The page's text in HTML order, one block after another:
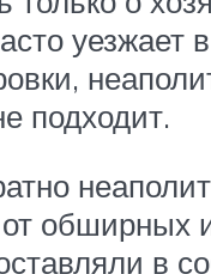
уезжает в
подходит.
обширных
в